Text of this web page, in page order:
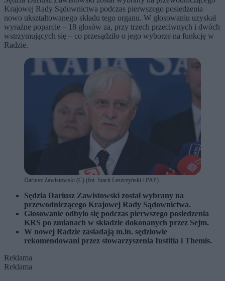
Krajowej Rady Sądownictwa podczas pierwszego posiedzenia
nowo ukształtowanego składu tego organu. W głosowaniu uzyskał
wyraźne poparcie – 18 głosów za, przy trzech przeciwnych i dwóch
wstrzymujących się – co przesądziło o jego wyborze na funkcję w
Radzie.
Dariusz Zawistowski (C) (fot. Stach Leszczyński / PAP)
Sędzia Dariusz Zawistowski został wybrany na
przewodniczącego Krajowej Rady Sądownictwa.
Głosowanie odbyło się podczas pierwszego posiedzenia
KRS po zmianach w składzie dokonanych przez Sejm.
W nowej Radzie zasiadają m.in. sędziowie
rekomendowani przez stowarzyszenia Iustitia i Themis.
Reklama
Reklama